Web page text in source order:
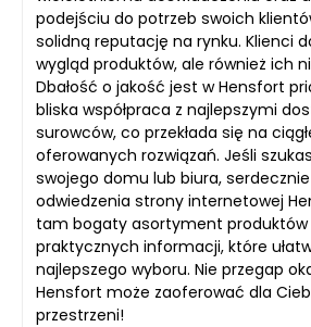
podejściu do potrzeb swoich
solidną reputację na rynku. Klienci
wygląd produktów, ale również ich
Dbałość o jakość jest w Hensfort
bliska współpraca z najlepszymi
surowców, co przekłada się na
oferowanych rozwiązań. Jeśli
swojego domu lub biura,
odwiedzenia strony internetowej
tam bogaty asortyment produktów
praktycznych informacji, które
najlepszego wyboru. Nie przegap
Hensfort może zaoferować dla
przestrzeni!